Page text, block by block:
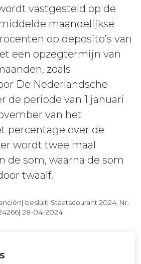
vastgesteld op de
maandelijkse
op deposito’s van
een opzegtermijn van
zoals
De Nederlandsche
de periode van 1 januari
van het
percentage over de
wordt twee maal
de som, waarna de som
twaalf.
besluit| Staatscourant 2024, Nr.
28-04-2024